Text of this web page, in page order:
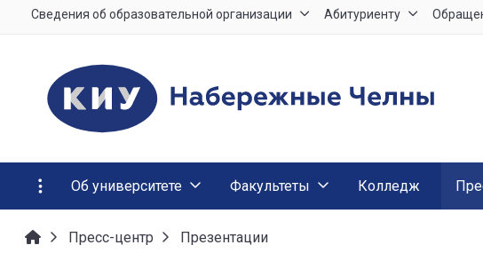
Сведения об образовательной организации Абитуриенту
Об университете Факультеты Колледж
Пресс-центр Презентации